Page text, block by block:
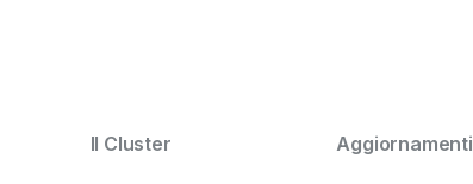
Il Cluster Aggiornamenti